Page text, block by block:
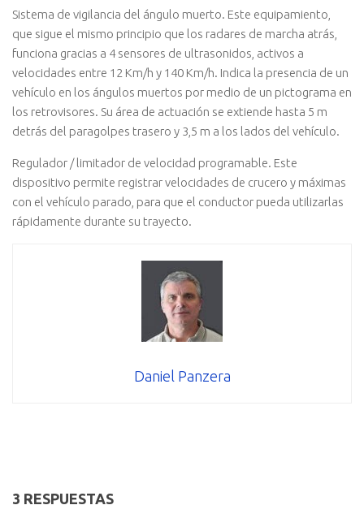
Sistema de vigilancia del ángulo muerto. Este equipamiento,
que sigue el mismo principio que los radares de marcha atrás,
funciona gracias a 4 sensores de ultrasonidos, activos a
velocidades entre 12 Km/h y 140 Km/h. Indica la presencia de un
vehículo en los ángulos muertos por medio de un pictograma en
los retrovisores. Su área de actuación se extiende hasta 5 m
detrás del paragolpes trasero y 3,5 m a los lados del vehículo.
Regulador / limitador de velocidad programable. Este
dispositivo permite registrar velocidades de crucero y máximas
con el vehículo parado, para que el conductor pueda utilizarlas
rápidamente durante su trayecto.
Daniel Panzera
3 RESPUESTAS